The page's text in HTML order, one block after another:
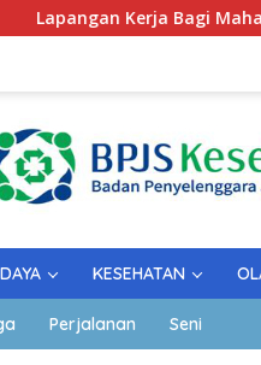
Kerja Bagi Mahasiswa
KESEHATAN
Perjalanan Seni